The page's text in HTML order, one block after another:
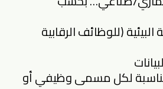
(للوظائف الرقابية
لكل مسمى وظيفي أو